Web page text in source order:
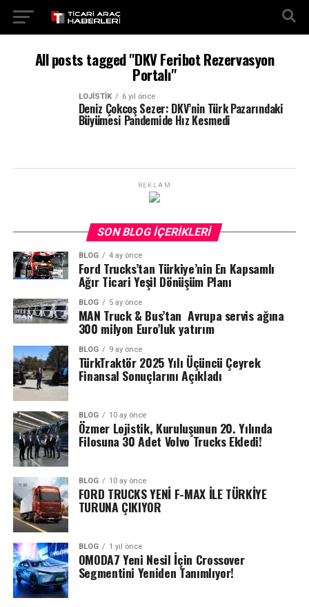
All posts tagged "DKV Feribot Rezervasyon
Portalı"
LOJISTIK 6 yıl önce
Deniz Çokcoş Sezer: DKV’nin Türk Pazarındaki
Büyümesi Pandemide Hız Kesmedi
REKLAM
SON BLOG İÇERIKLERI
BLOG 4 ay önce
Ford Trucks’tan Türkiye’nin En Kapsamlı
Ağır Ticari Yeşil Dönüşüm Planı
BLOG 5 ay önce
MAN Truck & Bus’tan Avrupa servis ağına
300 milyon Euro’luk yatırım
BLOG 9 ay önce
TürkTraktör 2025 Yılı Üçüncü Çeyrek
Finansal Sonuçlarını Açıkladı
BLOG 10 ay önce
Özmer Lojistik, Kuruluşunun 20. Yılında
Filosuna 30 Adet Volvo Trucks Ekledi!
BLOG 10 ay önce
FORD TRUCKS YENİ F-MAX İLE TÜRKİYE
TURUNA ÇIKIYOR
BLOG 1 yıl önce
OMODA7 Yeni Nesil İçin Crossover
Segmentini Yeniden Tanımlıyor!